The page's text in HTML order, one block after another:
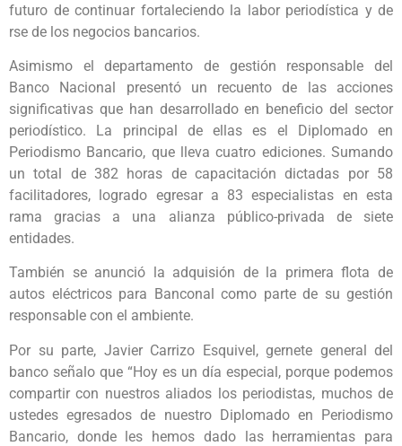
futuro de continuar fortaleciendo la labor periodística y de
rse de los negocios bancarios.
Asimismo el departamento de gestión responsable del
Banco Nacional presentó un recuento de las acciones
significativas que han desarrollado en beneficio del sector
periodístico. La principal de ellas es el Diplomado en
Periodismo Bancario, que lleva cuatro ediciones. Sumando
un total de 382 horas de capacitación dictadas por 58
facilitadores, logrado egresar a 83 especialistas en esta
rama gracias a una alianza público-privada de siete
entidades.
También se anunció la adquisión de la primera flota de
autos eléctricos para Banconal como parte de su gestión
responsable con el ambiente.
Por su parte, Javier Carrizo Esquivel, gernete general del
banco señalo que “Hoy es un día especial, porque podemos
compartir con nuestros aliados los periodistas, muchos de
ustedes egresados de nuestro Diplomado en Periodismo
Bancario, donde les hemos dado las herramientas para